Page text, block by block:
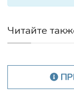
Читайте